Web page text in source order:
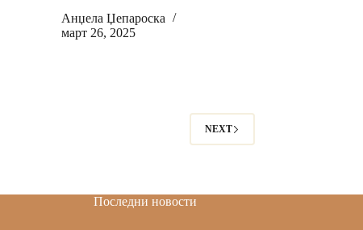
Анџела Џепароска
март 26, 2025
NEXT
Последни новости